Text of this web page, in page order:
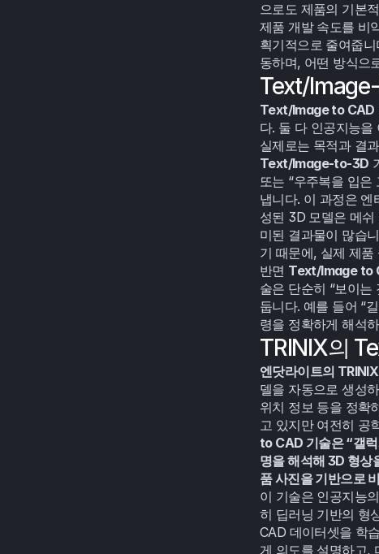
으로도 제품의 기본
제품 개발 속도를 비
획기적으로 줄여줍
동하며, 어떤 방식으
Text/
Text/Image to CAD
다. 둘 다 인공지능
실제로는 목적과 결
Text/Image-to-3D
또는 “우주복을 입
냅니다. 이 과정은
성된 3D 모델은 메
미된 결과물이 많습
기 때문에, 실제 제
반면 Text/Image to
술은 단순히 “보이
둡니다. 예를 들어 “
령을 정확하게 해석
TRINIX의
엔닷라이트의
델을 자동으로 생성
위치 정보 등을 정확
고 있지만 여전히 공
to CAD 기술은 “갤
명을 해석해 3D 형상
품 사진을 기반으로
이 기술은 인공지능
히 딥러닝 기반의 형
CAD 데이터셋을 학
게 의도를 설명하고,